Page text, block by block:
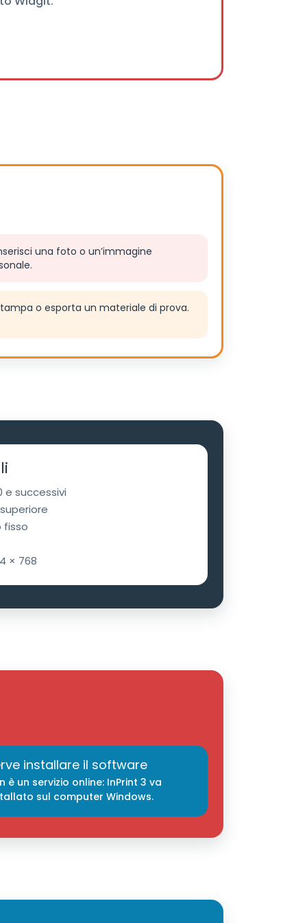
una foto o un’immagine
o esporta un materiale di prova.
e successivi
fisso
× 768
installare il software
è un servizio online: InPrint 3 va
sul computer Windows.